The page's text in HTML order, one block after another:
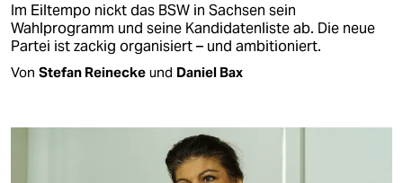
Im Eiltempo nickt das BSW in Sachsen sein
Wahlprogramm und seine Kandidatenliste ab. Die neue
Partei ist zackig organisiert – und ambitioniert.
Von Stefan Reinecke und Daniel Bax